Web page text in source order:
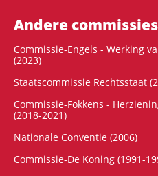
Andere commissies
Commissie-Engels - Werking
(2023)
Staatscommissie Rechtsstaat
Commissie-Fokkens -
(2018-2021)
Nationale Conventie (2006)
Commissie-De Koning (1991-